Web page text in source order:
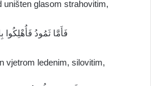
uništen glasom strahovitim,
فَأَمَّا ثَمُودُ فَأُهْلِكُوا
vjetrom ledenim, silovitim,